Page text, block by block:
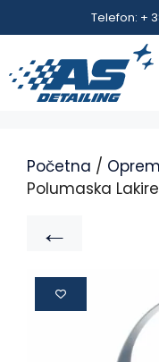
Telefon: +
Početna /
Polumaska
←